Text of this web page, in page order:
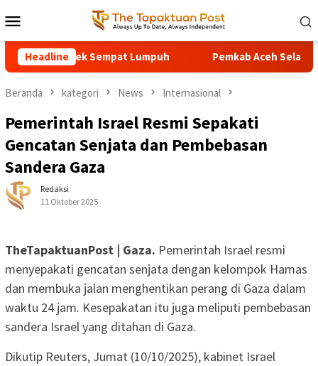
ke
kontenMobile
HeadlineSempat Lumpuh Pemkab Aceh Selatan
Beranda kategori News Internasional
Pemerintah Israel Resmi Sepakati
Gencatan Senjata dan Pembebasan
Sandera Gaza
Redaksi
11 Oktober 2025
TheTapaktuanPost | Gaza. Pemerintah Israel resmi
menyepakati gencatan senjata dengan kelompok Hamas
dan membuka jalan menghentikan perang di Gaza dalam
waktu 24 jam. Kesepakatan itu juga meliputi pembebasan
sandera Israel yang ditahan di Gaza.
Dikutip Reuters, Jumat (10/10/2025), kabinet Israel